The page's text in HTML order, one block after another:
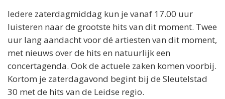
Iedere zaterdagmiddag kun je vanaf 17.00 uur
luisteren naar de grootste hits van dit moment. Twee
uur lang aandacht voor dé artiesten van dit moment,
met nieuws over de hits en natuurlijk een
concertagenda. Ook de actuele zaken komen voorbij.
Kortom je zaterdagavond begint bij de Sleutelstad
30 met de hits van de Leidse regio.